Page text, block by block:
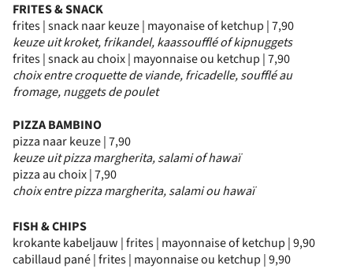
FRITES & SNACK
frites | snack naar keuze | mayonaise of ketchup | 7,90
keuze uit kroket, frikandel, kaassoufflé of kipnuggets
frites | snack au choix | mayonnaise ou ketchup | 7,90
choix entre croquette de viande, fricadelle, soufflé au
fromage, nuggets de poulet
PIZZA BAMBINO
pizza naar keuze | 7,90
keuze uit pizza margherita, salami of hawaï
pizza au choix | 7,90
choix entre pizza margherita, salami ou hawaï
FISH & CHIPS
krokante kabeljauw | frites | mayonnaise of ketchup | 9,90
cabillaud pané | frites | mayonnaise ou ketchup | 9,90